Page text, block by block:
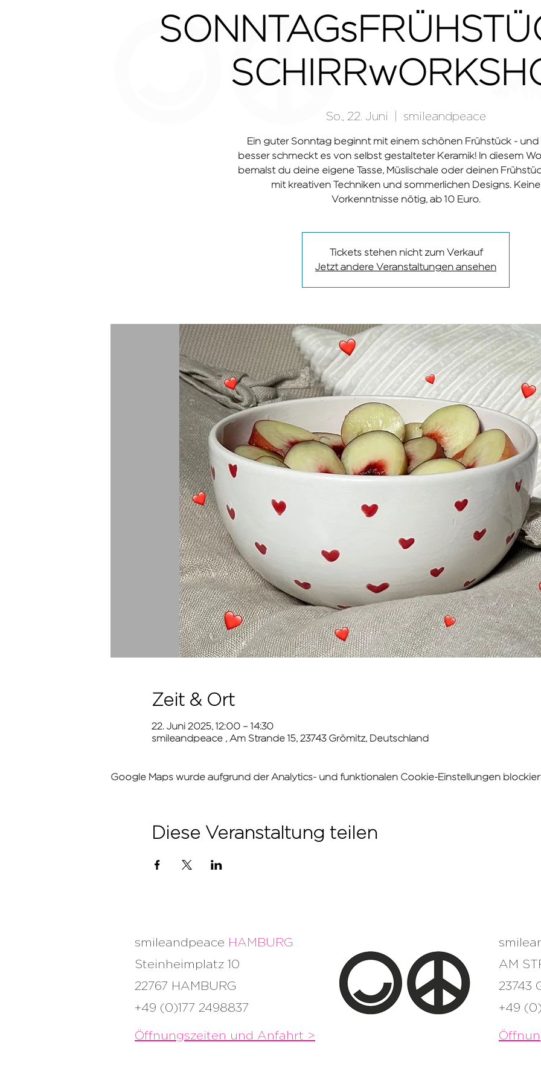
HAMBURG
So., 22. Juni smileandpeace
Ein guter Sonntag beginnt mit einem schönen Frühstück - und
besser schmeckt es von selbst gestalteter Keramik! In diesem
bemalst du deine eigene Tasse, Müslischale oder deinen
mit kreativen Techniken und sommerlichen Designs. Keine
Vorkenntnisse nötig, ab 10 Euro.
Tickets stehen nicht zum Verkauf
Jetzt andere Veranstaltungen ansehen
Zeit & Ort
22. Juni 2025, 12:00 – 14:30
smileandpeace , Am Strande 15, 23743 Grömitz, Deutschland
Google Maps wurde aufgrund der Analytics- und funktionalen Cookie-Einstellungen
Diese Veranstaltung teilen
smileandpeace HAMBURG
Steinheimplatz 10
22767 HAMBURG
+49 (0)177 2498837
Öffnungszeiten und Anfahrt >
AM
23743
+49